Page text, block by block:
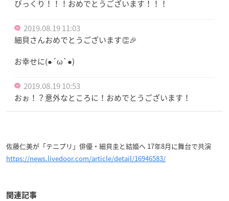
びっくり！！！おめでとうございます！！！
2019.08.19 11:03
細貝さんおめでとうございます👏🎉
お幸せに(●´ω`●)
2019.08.19 10:53
おぉ！？意外なところに！おめでとうございます！
佐藤仁美が「テニプリ」俳優・細貝圭と結婚へ 17年8月に舞台で共演
https://news.livedoor.com/article/detail/16946583/
関連記事